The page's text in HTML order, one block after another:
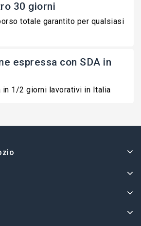
30 giorni
totale garantito per qualsiasi
espressa con SDA in
in 1/2 giorni lavorativi in Italia